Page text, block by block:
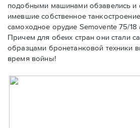
подобными машинами обзавелись и
имевшие собственное
самоходное орудие Semovente 75/
Причем для обеих стран они стали
образцами бронетанковой техники
время войны!